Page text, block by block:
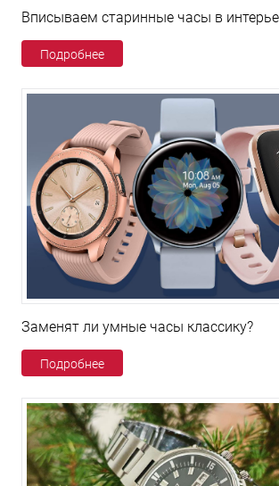
Вписываем старинные часы в
Подробнее
Заменят ли умные часы классику?
Подробнее